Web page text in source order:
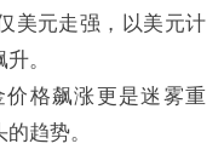
美元走强，以美元计
。
格飙涨更是迷雾重
趋势。